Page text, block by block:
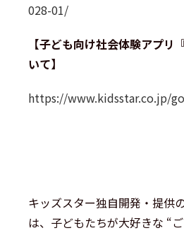
028-01/
【子ども向け社会体験アプリ
いて】
https://www.kidsstar.co.jp/
キッズスター独自開発・提供
は、子どもたちが大好きな “